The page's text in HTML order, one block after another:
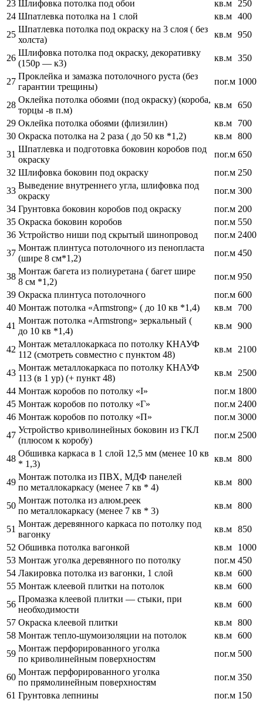
23 Шлифовка потолка под обои кв.м
250
24 Шпатлевка потолка на 1 слой кв.м 400
25
Шпатлевка потолка под окраску на 3 слоя ( без
холста)
кв.м 950
26
Шлифовка потолка под окраску, декоративку
(150р — к3)
кв.м 350
27
Проклейка и замазка потолочного руста (без
гарантии трещины)
пог.м 1000
28
Оклейка потолка обоями (под окраску) (короба,
торцы -в п.м)
кв.м 650
29 Оклейка потолка обоями (флизилин) кв.м
700
30 Окраска потолка на 2 раза ( до 50 кв *1,2) кв.м 800
31
Шпатлевка и подготовка боковин коробов под
окраску
пог.м 650
32 Шлифовка боковин под окраску пог.м 250
33
Выведение внутреннего угла, шлифовка под
окраску
пог.м 300
34 Грунтовка боковин коробов под окраску пог.м 200
35 Окраска боковин коробов пог.м 550
36 Устройство ниши под скрытый шинопровод пог.м 2400
37
Монтаж плинтуса потолочного из пенопласта
(шире 8 см*1,2)
пог.м 450
38
Монтаж багета из полиуретана ( багет шире
8 см *1,2)
пог.м 950
39 Окраска плинтуса потолочного пог.м 600
40 Монтаж потолка «Armstrong» ( до 10 кв *1,4) кв.м
700
41
Монтаж потолка «Armstrong» зеркальный (
до 10 кв *1,4)
кв.м 900
42
Монтаж металлокаркаса по потолку КНАУФ
112 (смотреть совместно с пунктом 48)
кв.м 2100
43
Монтаж металлокаркаса по потолку КНАУФ
113 (в 1 ур) (+ пункт 48)
кв.м
2500
44 Монтаж коробов по потолку «I» пог.м 1800
45 Монтаж коробов по потолку «Г» пог.м 2400
46 Монтаж коробов по потолку «П» пог.м 3000
47
Устройство криволинейных боковин из ГКЛ
(плюсом к коробу)
пог.м 2500
48
Обшивка каркаса в 1 слой 12,5 мм (менее 10 кв
* 1,3)
кв.м 800
49
Монтаж потолка из ПВХ, МДФ панелей
по металлокаркасу (менее 7 кв * 4)
кв.м 800
50
Монтаж потолка из алюм.реек
по металлокаркасу (менее 7 кв * 3)
кв.м 800
51
Монтаж деревянного каркаса по потолку под
вагонку
кв.м 850
52 Обшивка потолка вагонкой кв.м
1000
53 Монтаж уголка деревянного по потолку пог.м 450
54 Лакировка потолка из вагонки, 1 слой кв.м 600
55 Монтаж клеевой плитки на потолок кв.м 600
56
Промазка клеевой плитки — стыки, при
необходимости
кв.м 600
57 Окраска клеевой плитки кв.м 800
58 Монтаж тепло-шумоизоляции на потолок кв.м 600
59
Монтаж перфорированного уголка
по криволинейным поверхностям
пог.м 500
60
Монтаж перфорированного уголка
по прямолинейным поверхностям
пог.м 350
61 Грунтовка лепнины пог.м 150